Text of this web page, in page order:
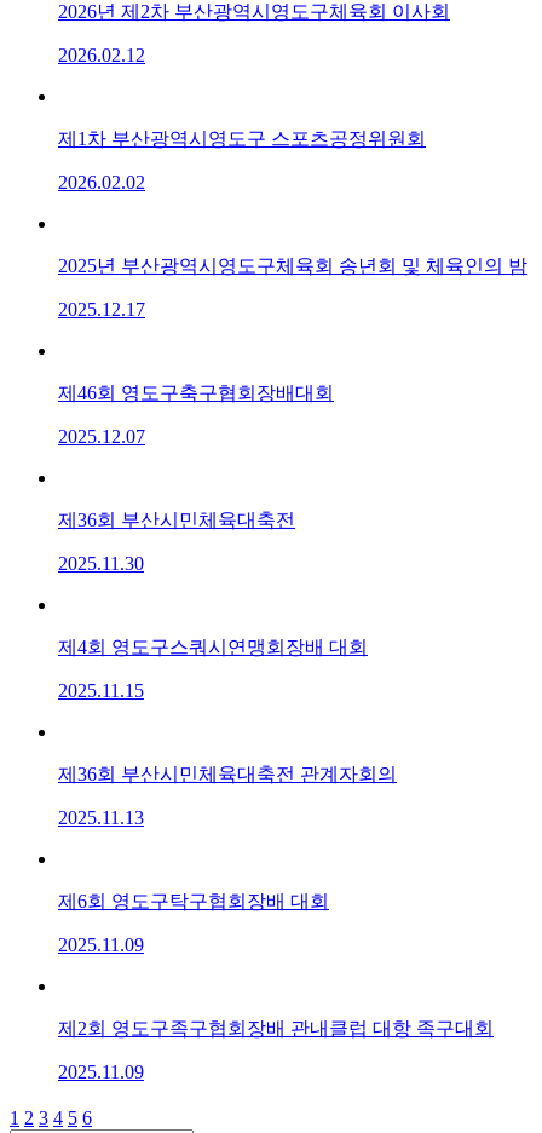
2026년 제2차 부산광역시영도구체육회 이사회
2026.02.12
제1차 부산광역시영도구 스포츠공정위원회
2026.02.02
2025년 부산광역시영도구체육회 송년회 및 체육인의 밤
2025.12.17
제46회 영도구축구협회장배대회
2025.12.07
제36회 부산시민체육대축전
2025.11.30
제4회 영도구스쿼시연맹회장배 대회
2025.11.15
제36회 부산시민체육대축전 관계자회의
2025.11.13
제6회 영도구탁구협회장배 대회
2025.11.09
제2회 영도구족구협회장배 관내클럽 대항 족구대회
2025.11.09
1 2 3 4 5 6